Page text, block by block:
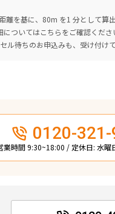
を基に、80m を1 分として算
についてはこちらをご確認くださ
ル待ちのお申込みも、受け付けて
0120-321-
業時間 9:30~18:00 / 定休日: 水曜